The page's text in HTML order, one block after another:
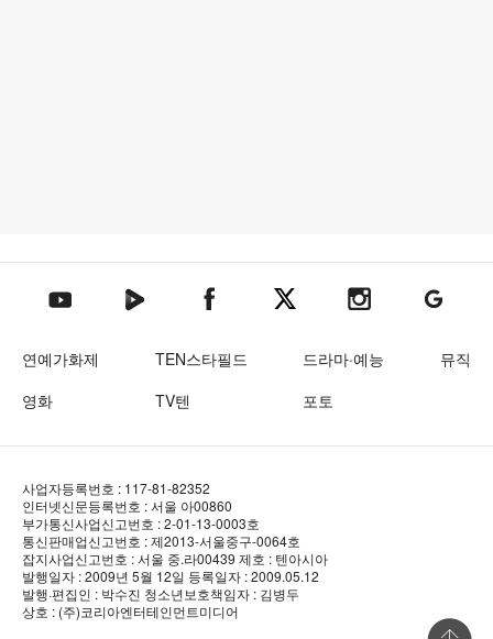
텐아시아 유튜브텐아시아 네이버TV텐아시아 페이스북텐아시아 엑스텐아시아 인스타그램
텐아시아
연예가화제 TEN스타필드 드라마·예능
뮤직
영화
TV텐 포토
사업자등록번호 : 117-81-82352
인터넷신문등록번호 : 서울 아00860
부가통신사업신고번호 : 2-01-13-0003호
통신판매업신고번호 : 제2013-서울중구-0064호
잡지사업신고번호 : 서울 중.라00439 제호 : 텐아시아
발행일자 : 2009년 5월 12일 등록일자 : 2009.05.12
발행·편집인 : 박수진 청소년보호책임자 : 김병두
상호 : (주)코리아엔터테인먼트미디어
상단 바로